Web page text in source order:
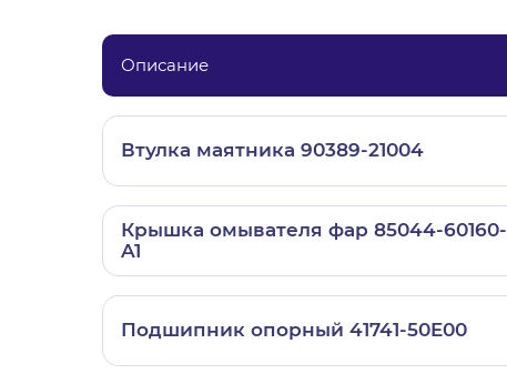
Описание
Втулка маятника 90389-21004
Крышка омывателя фар 85044-60160-
A1
Подшипник опорный 41741-50E00